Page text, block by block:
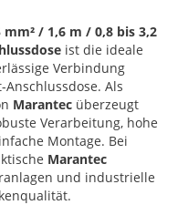
/ 1,6 m / 0,8 bis 3,2
ist die ideale
Verbindung
Als
Marantec überzeugt
Verarbeitung, hohe
Montage. Bei
Marantec
und industrielle